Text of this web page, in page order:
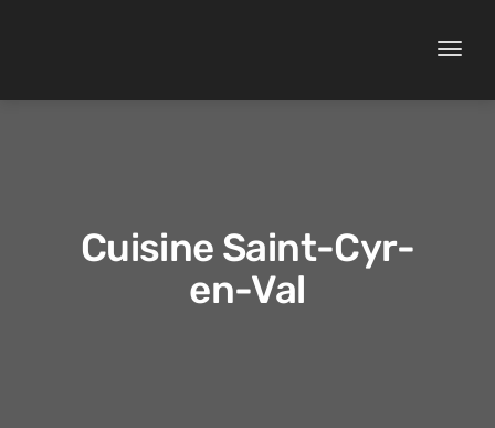
Toggle
Cuisine Saint-Cyr-
en-Val